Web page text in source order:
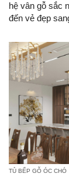
hệ vân gỗ sắc
đến vẻ đẹp
TỦ BẾP GỖ ÓC CHÓ